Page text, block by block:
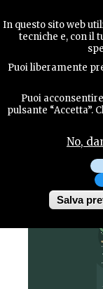
In questo sito web
tecniche e, con il
Puoi liberamente
Puoi
pulsante “Accetta”.
No,
Salva
TERRITORY
CONTACTS
SAN
DAL 16